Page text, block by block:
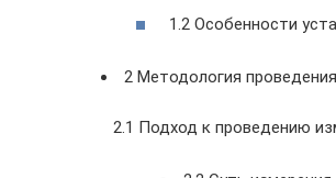
1.2 Особенности
2 Методология
2.1 Подход к проведению